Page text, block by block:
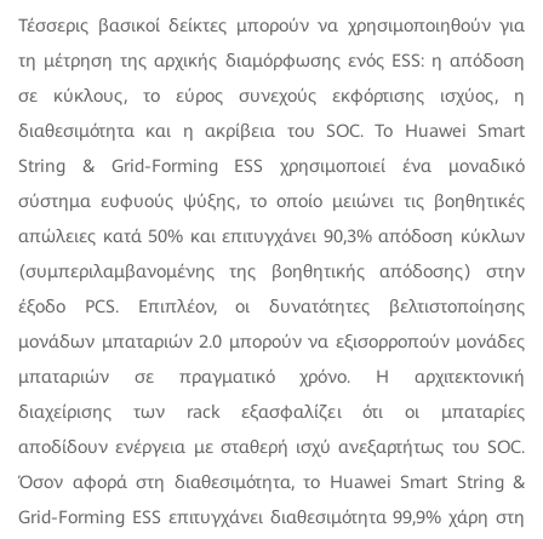
Τέσσερις βασικοί δείκτες μπορούν να χρησιμοποιηθούν για
τη μέτρηση της αρχικής διαμόρφωσης ενός ESS: η απόδοση
σε κύκλους, το εύρος συνεχούς εκφόρτισης ισχύος, η
διαθεσιμότητα και η ακρίβεια του SOC. Το Huawei Smart
String & Grid-Forming ESS χρησιμοποιεί ένα μοναδικό
σύστημα ευφυούς ψύξης, το οποίο μειώνει τις βοηθητικές
απώλειες κατά 50% και επιτυγχάνει 90,3% απόδοση κύκλων
(συμπεριλαμβανομένης της βοηθητικής απόδοσης) στην
έξοδο PCS. Επιπλέον, οι δυνατότητες βελτιστοποίησης
μονάδων μπαταριών 2.0 μπορούν να εξισορροπούν μονάδες
μπαταριών σε πραγματικό χρόνο. Η αρχιτεκτονική
διαχείρισης των rack εξασφαλίζει ότι οι μπαταρίες
αποδίδουν ενέργεια με σταθερή ισχύ ανεξαρτήτως του SOC.
Όσον αφορά στη διαθεσιμότητα, το Huawei Smart String &
Grid-Forming ESS επιτυγχάνει διαθεσιμότητα 99,9% χάρη στη